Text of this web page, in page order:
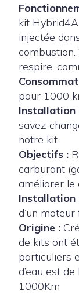
kit
injectée
respire,
pour 1000
Installation
savez
notre kit.
Objectifs :
carburant
améliorer le
Installation
d’un
Origine :
de kits ont
particuliers
d’eau est
1000Km